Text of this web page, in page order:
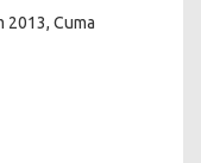
2013, Cuma